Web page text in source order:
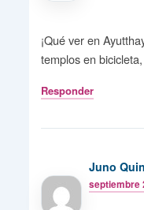
¡Qué ver en
templos en
Responder
Juno
septiembre